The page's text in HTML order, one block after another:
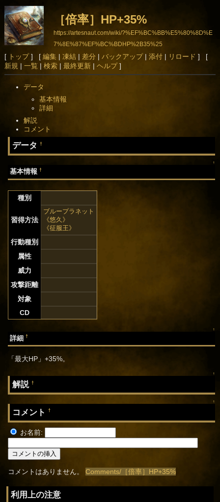
［倍率］HP+35%
https://artesnaut.com/wiki/?%EF%BC%BB%E5%80%8D%E
7%8E%87%EF%BC%BDHP%2B35%25
[ トップ] [ 編集| 凍結| 差分 | バックアップ| 添付| リロード ] [
新規 | 一覧 | 検索| 最終更新| ヘルプ]
データ
基本情報
詳細
解説
コメント
データ†
↑
基本情報†
種別
習得方法
ブループラネット
《悠久》
《征服王》
行動種別
属性
威力
攻撃距離
対象
CD
↑
詳細†
「最大HP」+35%。
↑
解説†
↑
コメント†
お名前:
コメントはありません。Comments/［倍率］HP+35%
利用上の注意